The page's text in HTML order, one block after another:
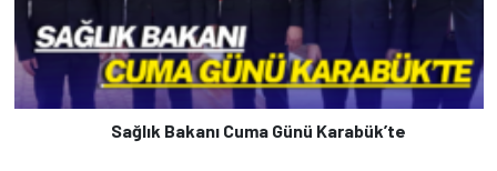
Sağlık Bakanı Cuma Günü Karabük’te